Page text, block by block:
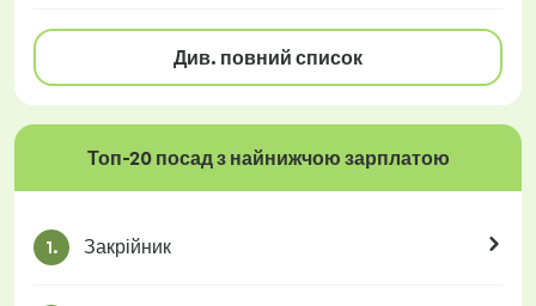
Див. повний список
Топ-20 посад з найнижчою зарплатою
1. Закрійник